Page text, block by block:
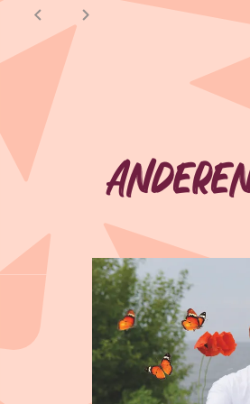
Overslaan